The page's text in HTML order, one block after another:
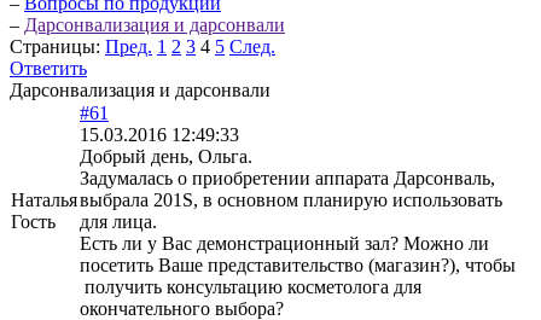
– Дарсонвализация и дарсонвали
Страницы: Пред. 1 2 3 4 5 След.
Ответить
Дарсонвализация и дарсонвали
Наталья
Гость
#61
15.03.2016 12:49:33
Добрый день, Ольга.
Задумалась о приобретении аппарата Дарсонваль,
выбрала 201S, в основном планирую использовать
для лица.
Есть ли у Вас демонстрационный зал? Можно ли
посетить Ваше представительство (магазин?), чтобы
получить консультацию косметолога для
окончательного выбора?